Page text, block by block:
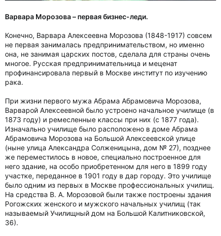
Варвара Морозова – первая бизнес-леди.
Конечно, Варвара Алексеевна Морозова (1848-1917) совсем
не первая занималась предпринимательством, но именно
она, не занимая царских постов, сделала для страны очень
многое. Русская предпринимательница и меценат
профинансировала первый в Москве институт по изучению
рака.
При жизни первого мужа Абрама Абрамовича Морозова,
Варварой Алексеевной было устроено начальное училище (в
1873 году) и ремесленные классы при них (с 1877 года).
Изначально училище было расположено в доме Абрама
Абрамовича Морозова на Большой Алексеевской улице
(ныне улица Александра Солженицына, дом № 27), позднее
же переместилось в новое, специально построенное для
него здание, на особо приобретенном для него в 1899 году
участке, переданное в 1901 году в дар городу. Это училище
было одним из первых в Москве профессиональных училищ.
На средства В. А. Морозовой были также построены здания
Рогожских женского и мужского начальных училищ (так
называемый Училищный дом на Большой Калитниковской,
36).